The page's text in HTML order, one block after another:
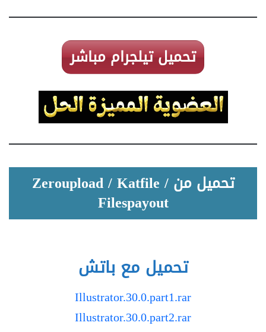
تحميل تيلجرام مباشر
تحميل من Zeroupload / Katfile /
Filespayout
تحميل مع باتش
Illustrator.30.0.part1.rar
Illustrator.30.0.part2.rar